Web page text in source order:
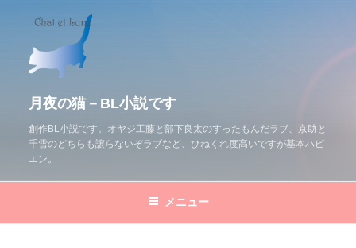
月夜の猫－BL小説です
創作BL小説です。オヤジ工藤と部下良太のすったもんだラブ、京助と
千雪のどちらも譲らないぞラブなど、ひねくれ度高いですが基本ハピ
エン。
メニュー